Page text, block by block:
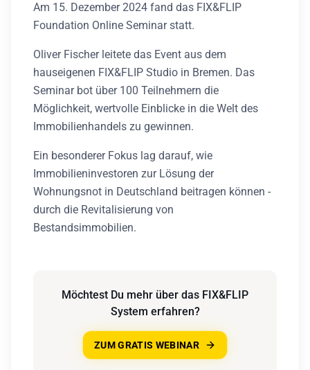
Am 15. Dezember 2024 fand das FIX&FLIP
Foundation Online Seminar statt.
Oliver Fischer leitete das Event aus dem
hauseigenen FIX&FLIP Studio in Bremen. Das
Seminar bot über 100 Teilnehmern die
Möglichkeit, wertvolle Einblicke in die Welt des
Immobilienhandels zu gewinnen.
Ein besonderer Fokus lag darauf, wie
Immobilieninvestoren zur Lösung der
Wohnungsnot in Deutschland beitragen können -
durch die Revitalisierung von
Bestandsimmobilien.
Möchtest Du mehr über das FIX&FLIP
System erfahren?
ZUM GRATIS WEBINAR